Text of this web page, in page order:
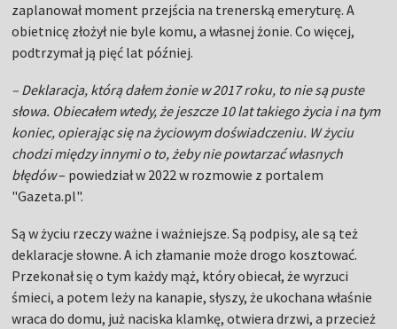
zaplanował moment przejścia na trenerską emeryturę. A
obietnicę złożył nie byle komu, a własnej żonie. Co więcej,
podtrzymał ją pięć lat później.
– Deklaracja, którą dałem żonie w 2017 roku, to nie są puste
słowa. Obiecałem wtedy, że jeszcze 10 lat takiego życia i na tym
koniec, opierając się na życiowym doświadczeniu. W życiu
chodzi między innymi o to, żeby nie powtarzać własnych
błędów– powiedział w 2022 w rozmowie z portalem
"Gazeta.pl".
Są w życiu rzeczy ważne i ważniejsze. Są podpisy, ale są też
deklaracje słowne. A ich złamanie może drogo kosztować.
Przekonał się o tym każdy mąż, który obiecał, że wyrzuci
śmieci, a potem leży na kanapie, słyszy, że ukochana właśnie
wraca do domu, już naciska klamkę, otwiera drzwi, a przecież